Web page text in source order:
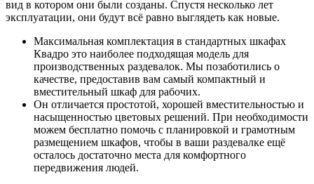
вид в котором они были созданы. Спустя несколько лет
эксплуатации, они будут всё равно выглядеть как новые.
Максимальная комплектация в стандартных шкафах
Квадро это наиболее подходящая модель для
производственных раздевалок. Мы позаботились о
качестве, предоставив вам самый компактный и
вместительный шкаф для рабочих.
Он отличается простотой, хорошей вместительностью и
насыщенностью цветовых решений. При необходимости
можем бесплатно помочь с планировкой и грамотным
размещением шкафов, чтобы в ваши раздевалке ещё
осталось достаточно места для комфортного
передвижения людей.